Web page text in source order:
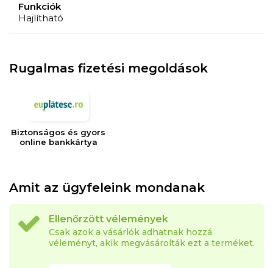
Funkciók
Hajlítható
Rugalmas fizetési megoldások
Biztonságos és gyors
online bankkártya
Amit az ügyfeleink mondanak
Ellenőrzött vélemények
Csak azok a vásárlók adhatnak hozzá
véleményt, akik megvásárolták ezt a terméket.